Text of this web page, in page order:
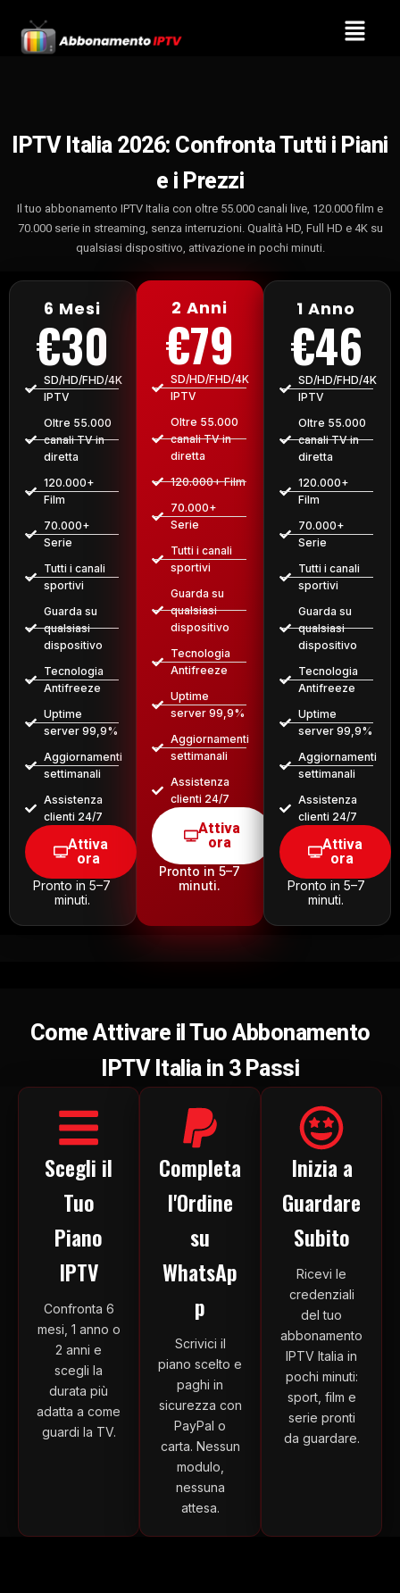
content
Menu
IPTV Italia 2026: Confronta Tutti i Piani
e i Prezzi
Il tuo abbonamento IPTV Italia con oltre 55.000 canali live, 120.000 film e
70.000 serie in streaming, senza interruzioni. Qualità HD, Full HD e 4K su
qualsiasi dispositivo, attivazione in pochi minuti.
6 Mesi
€30
SD/HD/FHD/4K
IPTV
Oltre 55.000
canali TV in
diretta
120.000+
Film
70.000+
Serie
Tutti i canali
sportivi
Guarda su
qualsiasi
dispositivo
Tecnologia
Antifreeze
Uptime
server 99,9%
Aggiornamenti
settimanali
Assistenza
clienti 24/7
Attiva
ora
Pronto in 5–7
minuti.
2 Anni
€79
SD/HD/FHD/4K
IPTV
Oltre 55.000
canali TV in
diretta
120.000+ Film
70.000+
Serie
Tutti i canali
sportivi
Guarda su
qualsiasi
dispositivo
Tecnologia
Antifreeze
Uptime
server 99,9%
Aggiornamenti
settimanali
Assistenza
clienti 24/7
Attiva
ora
Pronto in 5–7
minuti.
1 Anno
€46
SD/HD/FHD/4K
IPTV
Oltre 55.000
canali TV in
diretta
120.000+
Film
70.000+
Serie
Tutti i canali
sportivi
Guarda su
qualsiasi
dispositivo
Tecnologia
Antifreeze
Uptime
server 99,9%
Aggiornamenti
settimanali
Assistenza
clienti 24/7
Attiva
ora
Pronto in 5–7
minuti.
Come Attivare il Tuo Abbonamento
IPTV Italia in 3 Passi
Scegli il
Tuo
Piano
IPTV
Confronta 6
mesi, 1 anno o
2 anni e
scegli la
durata più
adatta a come
guardi la TV.
Completa
l'Ordine
su
WhatsAp
p
Scrivici il
piano scelto e
paghi in
sicurezza con
PayPal o
carta. Nessun
modulo,
nessuna
attesa.
Inizia a
Guardare
Subito
Ricevi le
credenziali
del tuo
abbonamento
IPTV Italia in
pochi minuti:
sport, film e
serie pronti
da guardare.